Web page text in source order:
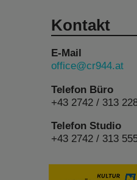
Kontakt
E-Mail
office@cr944.at
Telefon Büro
+43 2742 / 313
Telefon Studio
+43 2742 / 313